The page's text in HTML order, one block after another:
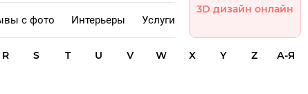
с фото Интерьеры Услуги
3D дизайн онлайн
R S T U V W X Y Z А-Я